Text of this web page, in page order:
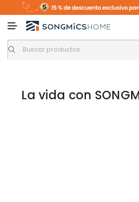
La vida con